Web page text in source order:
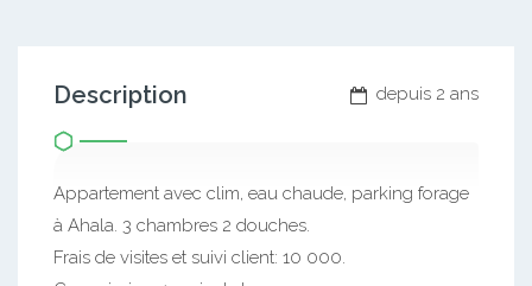
depuis 2 ans
Description
Appartement avec clim, eau chaude, parking forage
à Ahala. 3 chambres 2 douches.
Frais de visites et suivi client: 10 000.